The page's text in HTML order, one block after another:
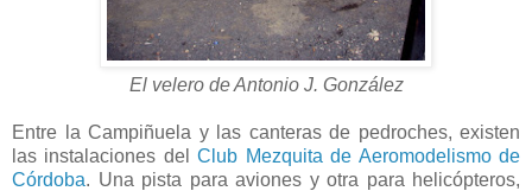
El velero de Antonio J. González
Entre la Campiñuela y las canteras de pedroches, existen
las instalaciones delClub Mezquita de Aeromodelismo de
Córdoba. Una pista para aviones y otra para helicópteros,